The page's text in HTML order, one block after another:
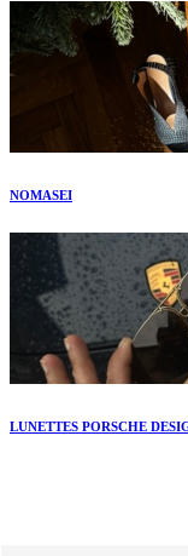
NOMASEI
LUNETTES PORSCHE